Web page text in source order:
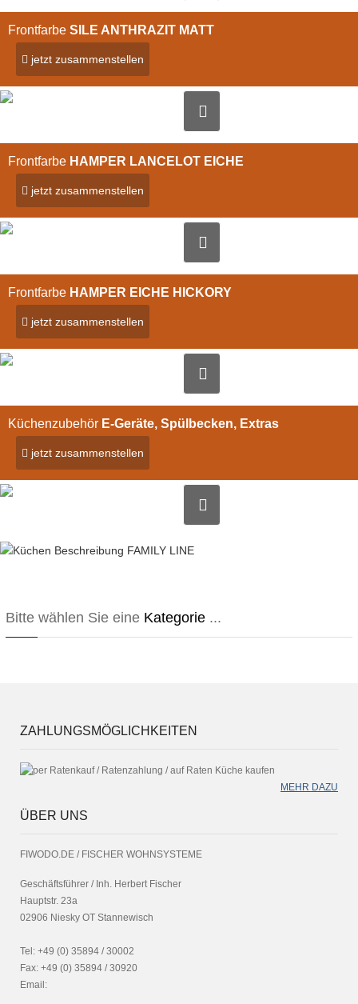
Frontfarbe SILE ANTHRAZIT MATT
jetzt zusammenstellen
Bild vergrößern
Frontfarbe HAMPER LANCELOT EICHE
jetzt zusammenstellen
Bild vergrößern
Frontfarbe HAMPER EICHE HICKORY
jetzt zusammenstellen
Bild vergrößern
Küchenzubehör E-Geräte, Spülbecken, Extras
jetzt zusammenstellen
Bild vergrößern
Bitte wählen Sie eine Kategorie ...
ZAHLUNGSMÖGLICHKEITEN
MEHR DAZU
ÜBER UNS
FIWODO.DE / FISCHER WOHNSYSTEME
Geschäftsführer / Inh. Herbert Fischer
Hauptstr. 23a
02906 Niesky OT Stannewisch
Tel: +49 (0) 35894 / 30002
Fax: +49 (0) 35894 / 30920
Email: